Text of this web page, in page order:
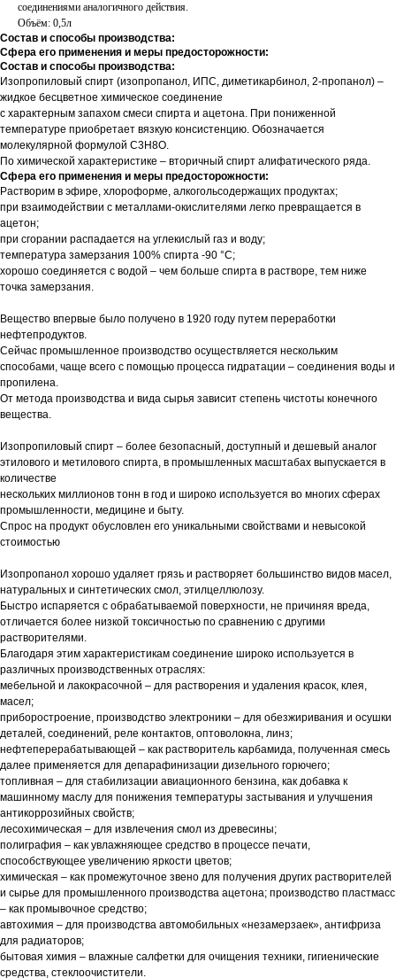
соединениями аналогичного действия.
Объём: 0,5л
Состав и способы производства:
Сфера его применения и меры предосторожности:
Состав и способы производства:
Изопропиловый спирт (изопропанол, ИПС, диметикарбинол, 2-пропанол) –
жидкое бесцветное химическое соединение
с характерным запахом смеси спирта и ацетона. При пониженной
температуре приобретает вязкую консистенцию. Обозначается
молекулярной формулой С3Н8О.
По химической характеристике – вторичный спирт алифатического ряда.
Сфера его применения и меры предосторожности:
Растворим в эфире, хлороформе, алкогольсодержащих продуктах;
при взаимодействии с металлами-окислителями легко превращается в
ацетон;
при сгорании распадается на углекислый газ и воду;
температура замерзания 100% спирта -90 °С;
хорошо соединяется с водой – чем больше спирта в растворе, тем ниже
точка замерзания.
Вещество впервые было получено в 1920 году путем переработки
нефтепродуктов.
Сейчас промышленное производство осуществляется нескольким
способами, чаще всего с помощью процесса гидратации – соединения воды и
пропилена.
От метода производства и вида сырья зависит степень чистоты конечного
вещества.
Изопропиловый спирт – более безопасный, доступный и дешевый аналог
этилового и метилового спирта, в промышленных масштабах выпускается в
количестве
нескольких миллионов тонн в год и широко используется во многих сферах
промышленности, медицине и быту.
Спрос на продукт обусловлен его уникальными свойствами и невысокой
стоимостью
Изопропанол хорошо удаляет грязь и растворяет большинство видов масел,
натуральных и синтетических смол, этилцеллюлозу.
Быстро испаряется с обрабатываемой поверхности, не причиняя вреда,
отличается более низкой токсичностью по сравнению с другими
растворителями.
Благодаря этим характеристикам соединение широко используется в
различных производственных отраслях:
мебельной и лакокрасочной – для растворения и удаления красок, клея,
масел;
приборостроение, производство электроники – для обезжиривания и осушки
деталей, соединений, реле контактов, оптоволокна, линз;
нефтеперерабатывающей – как растворитель карбамида, полученная смесь
далее применяется для депарафинизации дизельного горючего;
топливная – для стабилизации авиационного бензина, как добавка к
машинному маслу для понижения температуры застывания и улучшения
антикоррозийных свойств;
лесохимическая – для извлечения смол из древесины;
полиграфия – как увлажняющее средство в процессе печати,
способствующее увеличению яркости цветов;
химическая – как промежуточное звено для получения других растворителей
и сырье для промышленного производства ацетона; производство пластмасс
– как промывочное средство;
автохимия – для производства автомобильных «незамерзаек», антифриза
для радиаторов;
бытовая химия – влажные салфетки для очищения техники, гигиенические
средства, стеклоочистители.